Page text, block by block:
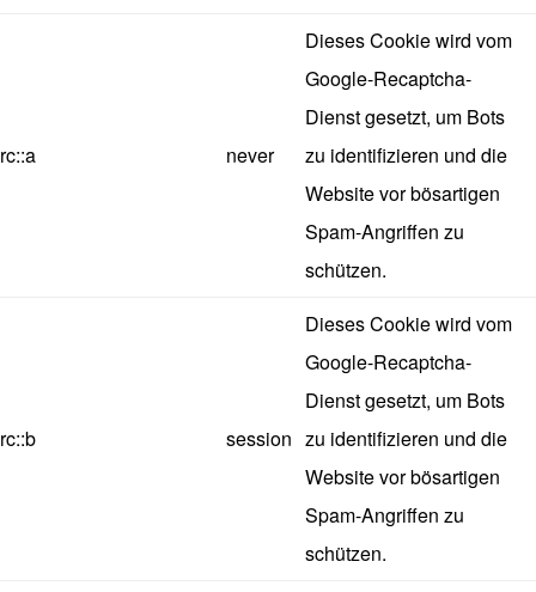
rc::a never
Dieses Cookie wird vom
Google-Recaptcha-
Dienst gesetzt, um Bots
zu identifizieren und die
Website vor bösartigen
Spam-Angriffen zu
schützen.
rc::b session
Dieses Cookie wird vom
Google-Recaptcha-
Dienst gesetzt, um Bots
zu identifizieren und die
Website vor bösartigen
Spam-Angriffen zu
schützen.